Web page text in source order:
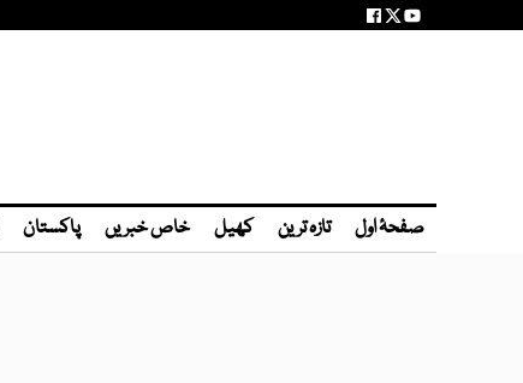
صفحۂ اول تازہ ترین کھیل خاص خبریں پاکستان